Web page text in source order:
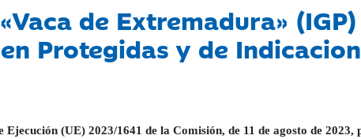
de Extremadura»
Protegidas y de
Ejecución (UE) 2023/1641 de la Comisión, de 11 de agosto de 2023,